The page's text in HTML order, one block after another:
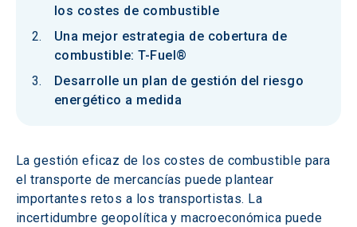
los costes de combustible
Una mejor estrategia de cobertura de
combustible: T-Fuel®
Desarrolle un plan de gestión del riesgo
energético a medida
La gestión eficaz de los costes de combustible para
el transporte de mercancías puede plantear
importantes retos a los transportistas. La
incertidumbre geopolítica y macroeconómica puede